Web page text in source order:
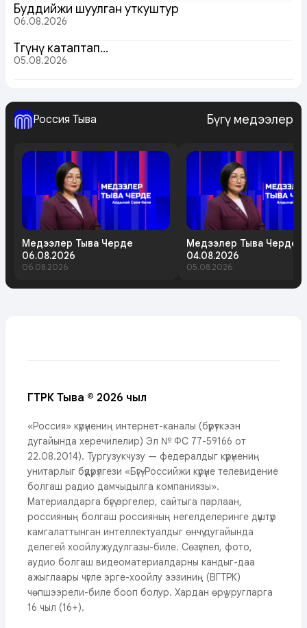
Буддийжи шуулган уткуштур
06.08.2026
Төөгүнү катаптап…
05.08.2026
Россия Тыва Бүгү медээлер
Медээлер Тыва Черде
06.08.2026
06.08.2026
Медээлер Тыва Черде
04.08.2026
05.08.2026
ГТРК Тыва © 2026 чыл
«Россия» күрүнениң интернет-каналы (бүрүткээн
дугайында херечилелир) Эл № ФС 77-59166 от
22.08.2014). Тургузукчузу — федералдыг күрүнениң
унитарлыг бүдүрүлгези «Бүгү-Российжи күрүне телевидение
болгаш радио дамчыдылга компаниязы».
Материалдарга бүгү эргелер, сайтыга парлаан,
россияның болгаш россияның негелделеринге дүүштүр
камгалаттынган интеллектуалдыг өнчү дугайында
делегей хоойлужудулгазы-биле. Сөзүглел, фото,
аудио болгаш видеоматериалдарны кандыг-даа
ажыглаары чүгле эрге-хоойлу ээзиниң (ВГТРК)
чөпшээрели-биле бооп болур. Хардан өрү уругларга
16 чыл (16+).